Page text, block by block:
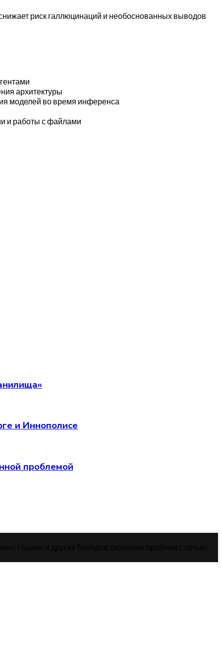
риск галлюцинаций и необоснованных выводов
архитектуры
моделей во время инференса
и работы с файлами
и Иннополисе
проблемой